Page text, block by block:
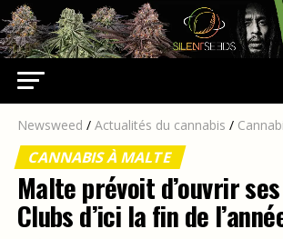
Newsweed / Actualités du cannabis /
CANNABIS À MALTE
Malte prévoit d’ouvrir
Clubs d’ici la fin de